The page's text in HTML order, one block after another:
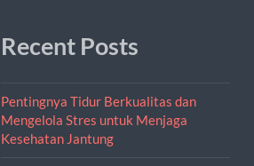
Recent Posts
Pentingnya Tidur Berkualitas dan
Mengelola Stres untuk Menjaga
Kesehatan Jantung